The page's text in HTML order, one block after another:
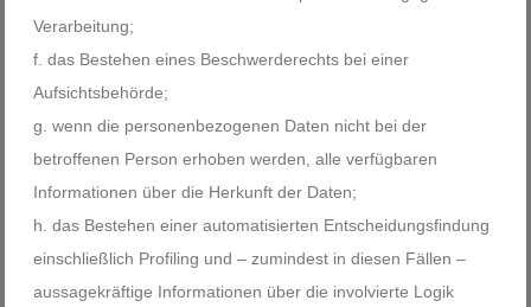
Verarbeitung;
das Bestehen eines Beschwerderechts bei einer
Aufsichtsbehörde;
wenn die personenbezogenen Daten nicht bei der
betroffenen Person erhoben werden, alle verfügbaren
Informationen über die Herkunft der Daten;
das Bestehen einer automatisierten Entscheidungsfindung
einschließlich Profiling und – zumindest in diesen Fällen –
aussagekräftige Informationen über die involvierte Logik